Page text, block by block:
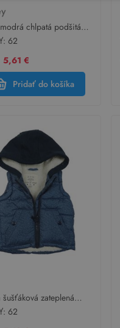
chlpatá podšitá
s Mickey a
62
5,61 €
Pridať do košíka
zateplená
teplákovou kapucňou
62